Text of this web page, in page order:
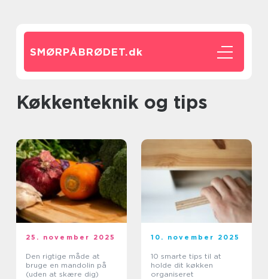
SMØRPÅBRØDET.dk
Køkkenteknik og tips
25. november 2025
Den rigtige måde at
bruge en mandolin på
(uden at skære dig)
10. november 2025
10 smarte tips til at
holde dit køkken
organiseret